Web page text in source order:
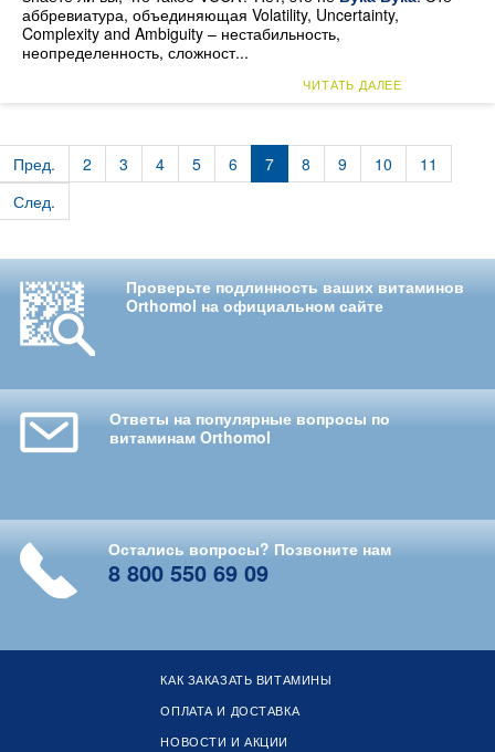
аббревиатура, объединяющая Volatility, Uncertainty,
Complexity and Ambiguity – нестабильность,
неопределенность, сложност...
ЧИТАТЬ ДАЛЕЕ
Пред. 2 3 4 5 6 7 8 9 10
11
След.
Проверьте подлинность ваших витаминов
Orthomol на официальном сайте
Ответы на популярные вопросы по
витаминам Orthomol
Остались вопросы? Позвоните нам
8 800 550 69 09
КАК ЗАКАЗАТЬ ВИТАМИНЫ
ОПЛАТА И ДОСТАВКА
НОВОСТИ И АКЦИИ